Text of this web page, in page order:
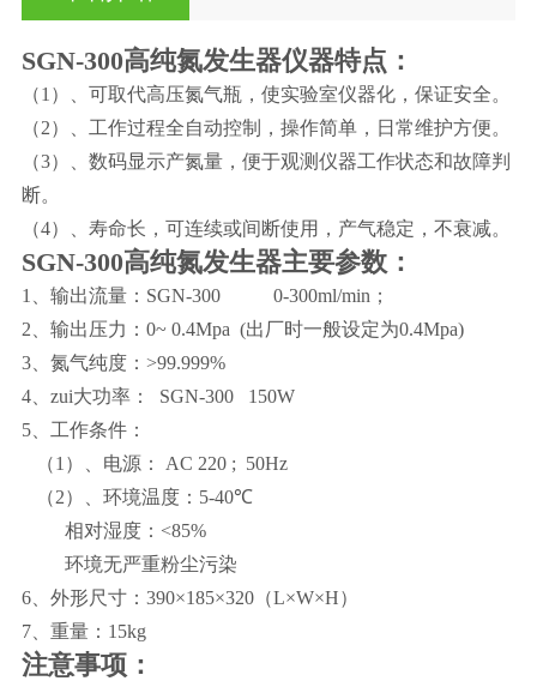
SGN-300高纯氮发生器仪器特点：
（1）、可取代高压氮气瓶，使实验室仪器化，保证安全。
（2）、工作过程全自动控制，操作简单，日常维护方便。
（3）、数码显示产氮量，便于观测仪器工作状态和故障判
断。
（4）、寿命长，可连续或间断使用，产气稳定，不衰减。
SGN-300高纯氮发生器主要参数：
1、输出流量：SGN-300 0-300ml/min；
2、输出压力：0~ 0.4Mpa (出厂时一般设定为0.4Mpa)
3、氮气纯度： >99.999%
4、zui大功率： SGN-300
150W
5、工作条件：
（1）、电源：
AC 220 ; 50Hz
（2）、环境温度： 5-40℃
相对湿度： <85%
环境无严重粉尘污染
6、外形尺寸： 390×185×320（L×W×H）
7、重量： 1 5kg
注意事项：